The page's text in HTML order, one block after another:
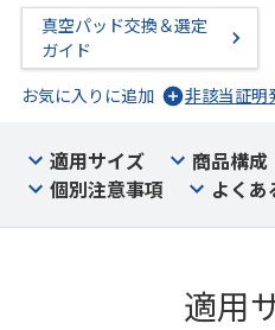
真空パッド交換＆選定
ガイド
お気に入りに追加
非該当証明
適用サイズ 商品構成
個別注意事項
よくあ
適用